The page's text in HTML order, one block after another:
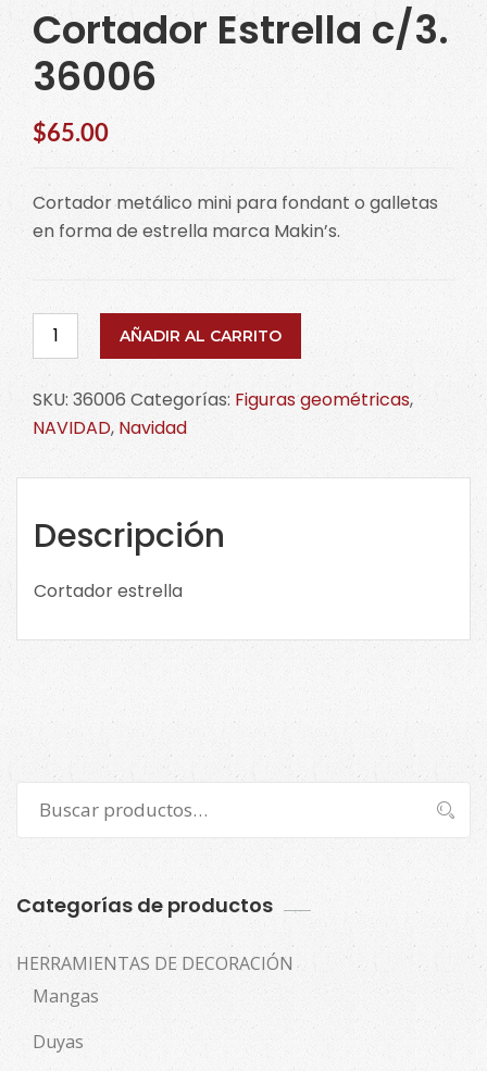
Cortador Estrella c/3.
36006
$65.00
Cortador metálico mini para fondant o galletas
en forma de estrella marca Makin’s.
Cortador
Estrella
c/3.
36006
cantidad
AÑADIR AL CARRITO
SKU: 36006 Categorías: Figuras geométricas,
NAVIDAD, Navidad
Descripción
Cortador estrella
por:
Buscar
Categorías de productos
HERRAMIENTAS DE DECORACIÓN
Mangas
Duyas